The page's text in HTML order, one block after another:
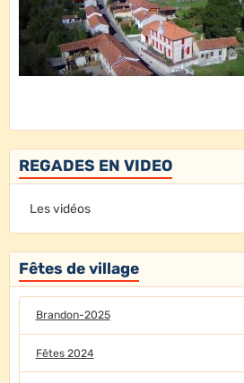
REGADES EN VIDEO
Les vidéos
Fêtes de village
Brandon-2025
Fêtes 2024